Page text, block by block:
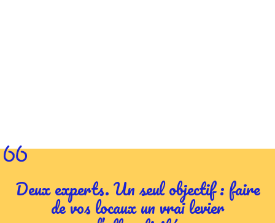
Deux experts. Un seul objectif : faire
de vos locaux un vrai levier